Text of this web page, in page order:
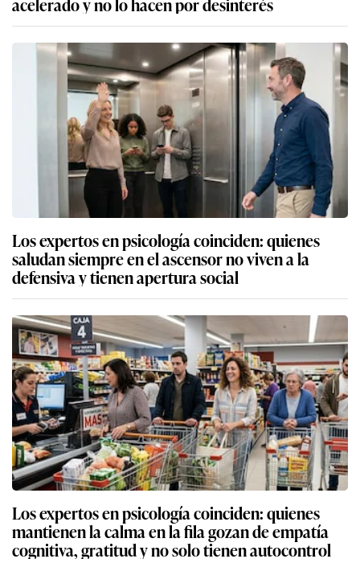
Los expertos en psicología coinciden: quienes
saludan siempre en el ascensor no viven a la
defensiva y tienen apertura social
Los expertos en psicología coinciden: quienes
mantienen la calma en la fila gozan de empatía
cognitiva, gratitud y no solo tienen autocontrol